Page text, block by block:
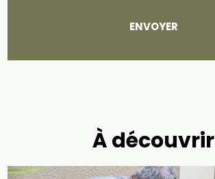
À découvrir